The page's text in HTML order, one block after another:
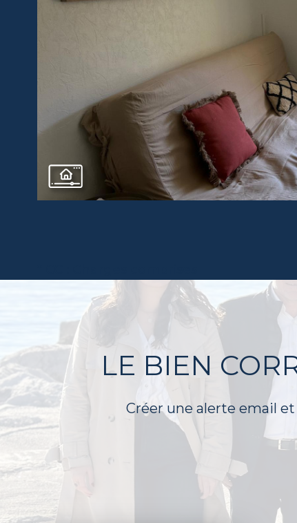
LE BIEN
Créer une alerte email